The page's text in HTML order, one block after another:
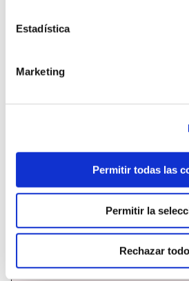
Estadística
Marketing
Permitir todas las
Permitir la
Rechazar todo
entidades de
III. Deudas a
Comerc. Y otras
cuentas a pagar